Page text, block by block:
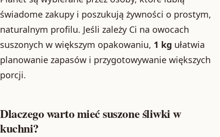
świadome zakupy i poszukują żywności o prostym,
naturalnym profilu. Jeśli zależy Ci na owocach
suszonych w większym opakowaniu, 1 kg ułatwia
planowanie zapasów i przygotowywanie większych
porcji.
Dlaczego warto mieć suszone śliwki w
kuchni?